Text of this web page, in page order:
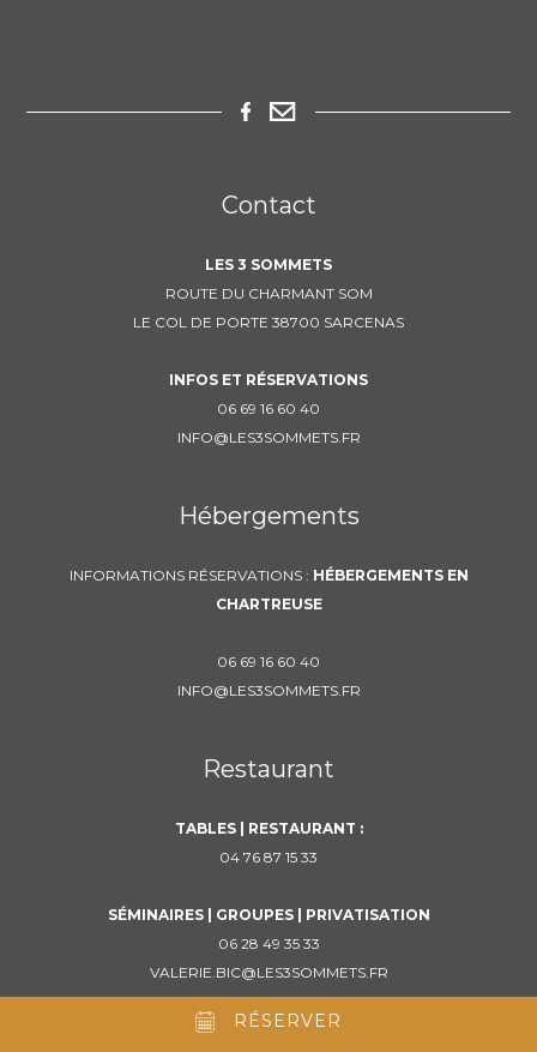
RÉSERVER
Contact
LES 3 SOMMETS
ROUTE DU CHARMANT SOM
LE COL DE PORTE 38700 SARCENAS
INFOS ET RÉSERVATIONS
06 69 16 60 40
INFO@LES3SOMMETS.FR
Hébergements
INFORMATIONS RÉSERVATIONS : HÉBERGEMENTS EN
CHARTREUSE
06 69 16 60 40
INFO@LES3SOMMETS.FR
Restaurant
TABLES | RESTAURANT :
04 76 87 15 33
SÉMINAIRES | GROUPES | PRIVATISATION
06 28 49 35 33
VALERIE.BIC@LES3SOMMETS.FR